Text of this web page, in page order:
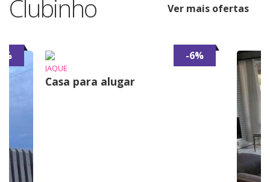
Clubinho Ver mais ofertas
-6%
JAQUE
Casa para alugar